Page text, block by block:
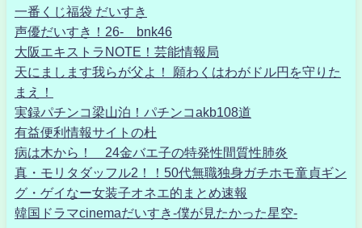
一番くじ福袋 だいすき
声優だいすき！26- bnk46
大阪エキストラNOTE！芸能情報局
天にまします我らが父よ！ 願わくはわがドル円を守りた
まえ！
実録パチンコ梁山泊！パチンコakb108道
有益便利情報サイトの杜
病は木から！ 24金バエ子の特発性間質性肺炎
真・モリタダッフル2！！50代無職独身ガチホモ童貞ギン
グ・ゲイなー女装子オネエ的まとめ速報
韓国ドラマcinemaだいすき-僕が見たかった星空-